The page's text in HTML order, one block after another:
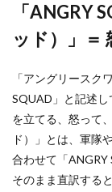
「ANGRY
ッド）」＝
「アングリースク
SQUAD」と記述
を立てる、怒って
ド）」とは、軍隊
合わせて「
そのまま直訳する